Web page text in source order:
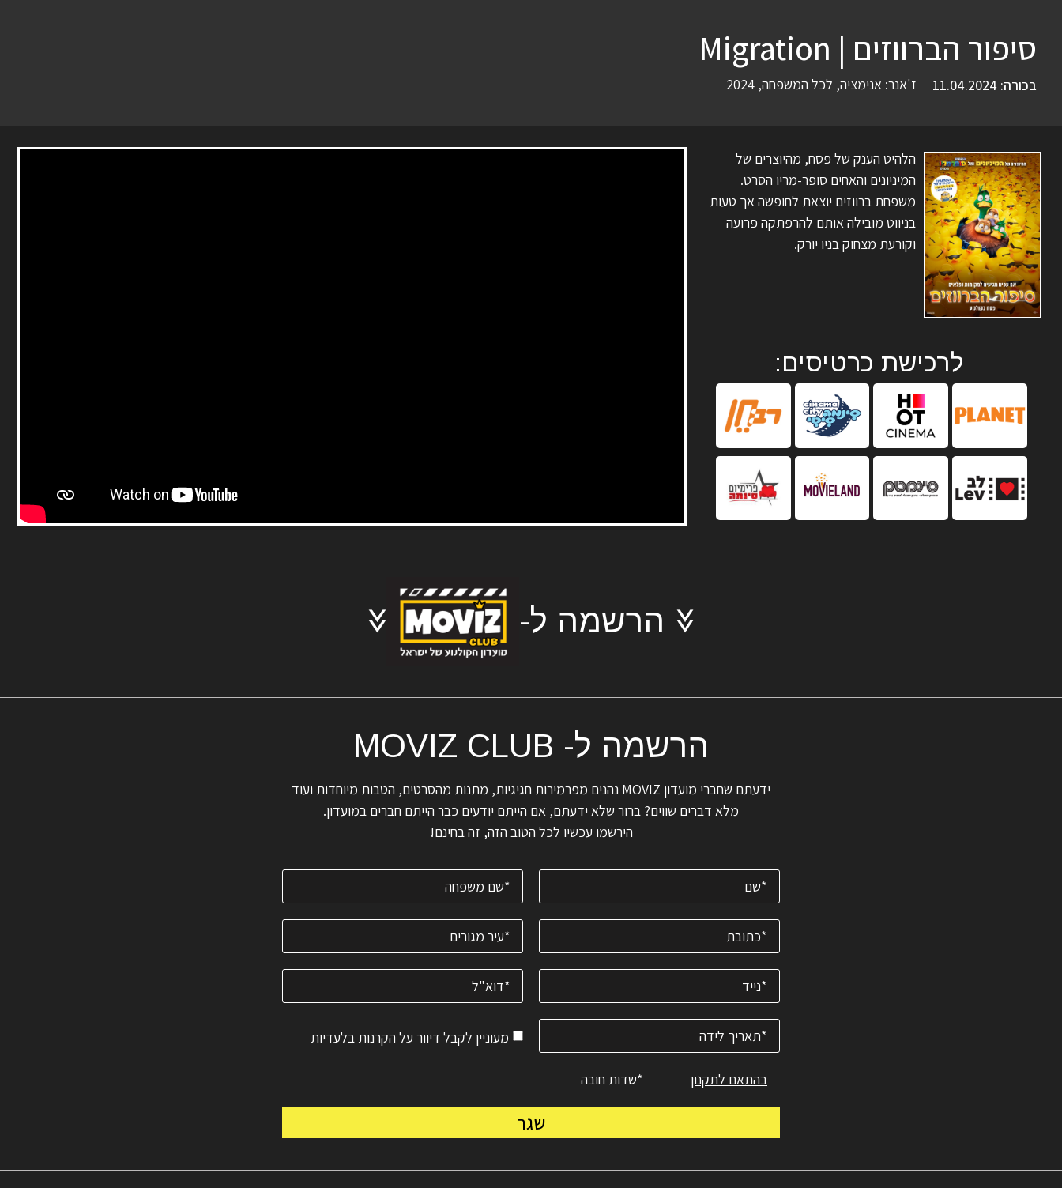
סיפור הברווזים | Migration
בכורה: 11.04.2024 ז'אנר: אנימציה, לכל המשפחה,
2024
הלהיט הענק של פסח, מהיוצרים של
המיניונים והאחים סופר-מריו הסרט.
משפחת ברווזים יוצאת לחופשה אך טעות
בניווט מובילה אותם להרפתקה פרועה
וקורעת מצחוק בניו יורק.
לרכישת כרטיסים:
הרשמה ל-
הרשמה ל- MOVIZ CLUB
ידעתם שחברי מועדון MOVIZ נהנים מפרמירות חגיגיות, מתנות מהסרטים, הטבות מיוחדות ועוד
מלא דברים שווים? ברור שלא ידעתם, אם הייתם יודעים כבר הייתם חברים במועדון.
הירשמו עכשיו לכל הטוב הזה, זה בחינם!
מעוניין לקבל דיוור על הקרנות בלעדיות
בהתאם לתקנון *שדות חובה
שגר